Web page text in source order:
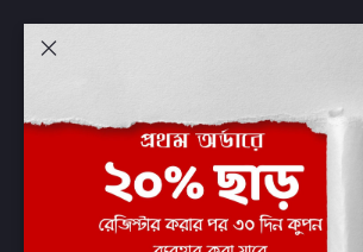
প্রবেশ করুন
অর্ডার ইতিহাস
আমার ইচ্ছাগুলি
অর্ডার ট্র্যাকিং